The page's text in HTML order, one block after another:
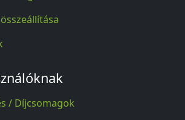
/ Díjcsomagok